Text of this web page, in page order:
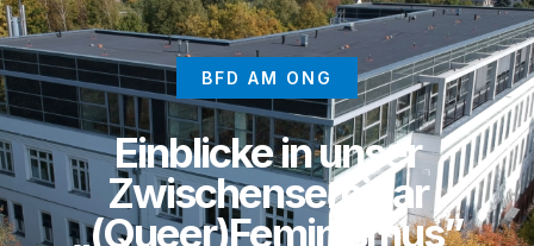
BFD AM ONG
Einblicke in unser
Zwischenseminar
„(Queer)Feminismus”